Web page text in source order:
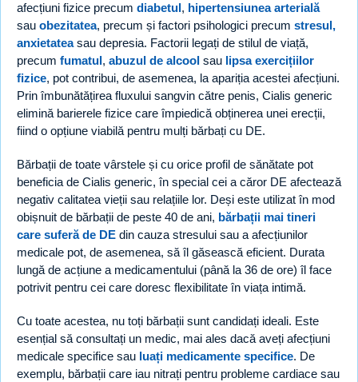
afecțiuni fizice precum diabetul, hipertensiunea arterială
sau obezitatea, precum și factori psihologici precum stresul,
anxietateasau depresia. Factorii legați de stilul de viață,
precum fumatul, abuzul de alcool sau lipsa exercițiilor
fizice, pot contribui, de asemenea, la apariția acestei afecțiuni.
Prin îmbunătățirea fluxului sangvin către penis, Cialis generic
elimină barierele fizice care împiedică obținerea unei erecții,
fiind o opțiune viabilă pentru mulți bărbați cu DE.
Bărbații de toate vârstele și cu orice profil de sănătate pot
beneficia de Cialis generic, în special cei a căror DE afectează
negativ calitatea vieții sau relațiile lor. Deși este utilizat în mod
obișnuit de bărbații de peste 40 de ani, bărbații mai tineri
care suferă de DE din cauza stresului sau a afecțiunilor
medicale pot, de asemenea, să îl găsească eficient. Durata
lungă de acțiune a medicamentului (până la 36 de ore) îl face
potrivit pentru cei care doresc flexibilitate în viața intimă.
Cu toate acestea, nu toți bărbații sunt candidați ideali. Este
esențial să consultați un medic, mai ales dacă aveți afecțiuni
medicale specifice sau luați medicamente specifice. De
exemplu, bărbații care iau nitrați pentru probleme cardiace sau